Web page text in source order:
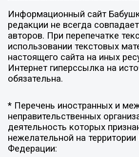
Информационный сайт
редакции не всегда
авторов. При перепечатке
использовании текстовых
настоящего сайта на иных
Интернет гиперссылка на
обязательна.
* Перечень иностранных и
неправительственных
деятельность которых
нежелательной на
Федерации: